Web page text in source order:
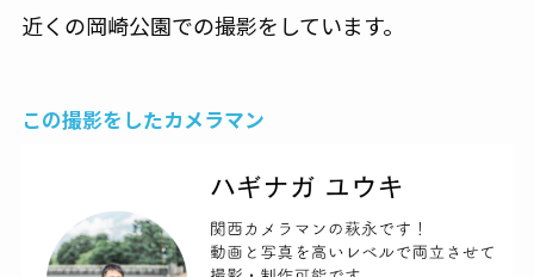
近くの岡崎公園での撮影をしています。
この撮影をしたカメラマン